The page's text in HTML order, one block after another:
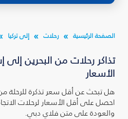
الصفحة الرئيسية رحلات إلى تركيا
تذاكر رحلات من البحرين
الأسعار
هل تبحث عن أقل سعر تذكرة للرحلة
احصل على أقل الأسعار لرحلات
والعودة على متن فلاي دبي.